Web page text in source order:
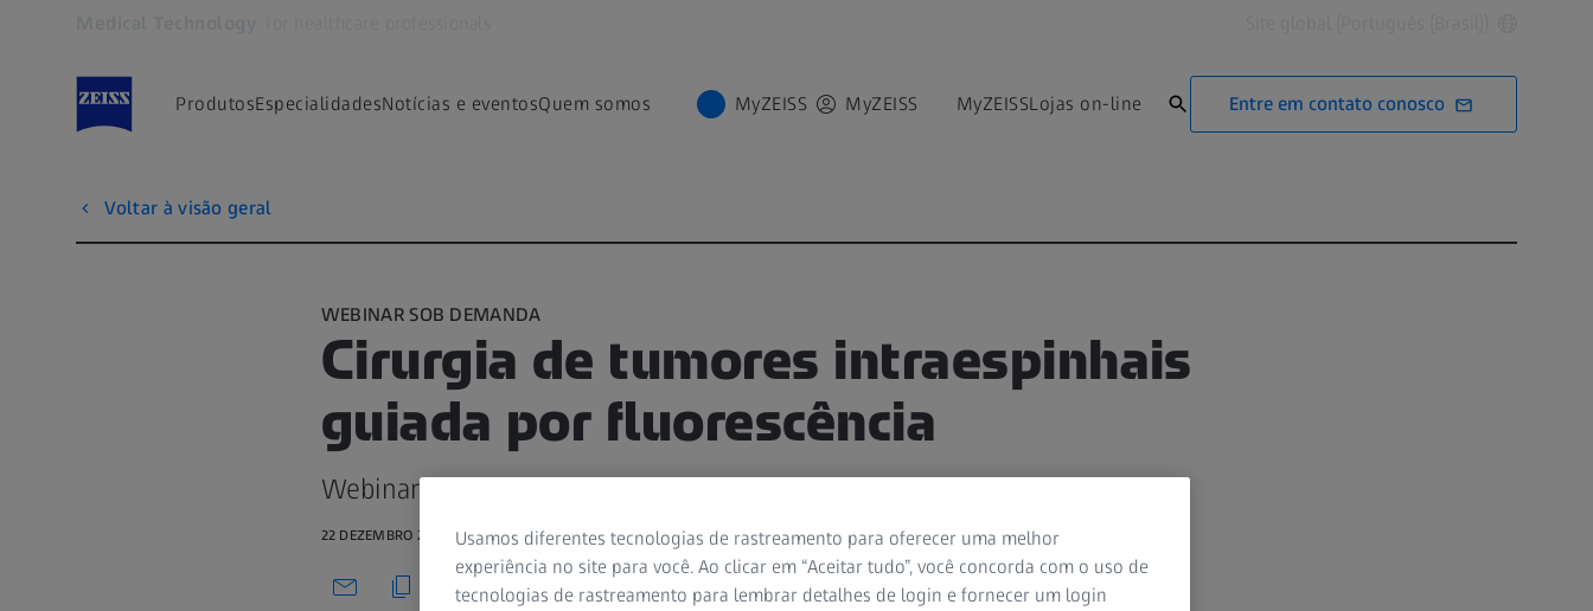
ProdutosEspecialidadesNotícias e eventosQuem somos MyZEISS MyZEISS MyZEISSLojas on-line Entre em contato conosco
Voltar à visão geral
WEBINAR SOB DEMANDA
Cirurgia de tumores intraespinhais
guiada por fluorescência
Webinar gravado durante a ZEISS Spine Week 2021
22 DEZEMBRO 2021 · 18 MIN. PARA ASSISTIR
Usamos diferentes tecnologias de rastreamento para oferecer uma melhor
experiência no site para você. Ao clicar em “Aceitar tudo”, você concorda com o uso de
tecnologias de rastreamento para lembrar detalhes de login e fornecer um login